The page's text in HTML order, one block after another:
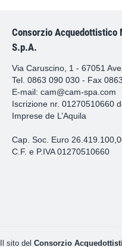
Consorzio Acquedottistico
S.p.A.
Via Caruscino, 1 - 67051
Tel. 0863 090 030 - Fax
E-mail: cam@cam-spa.com
Iscrizione nr. 01270510660
Imprese de L’Aquila
Cap. Soc. Euro
C.F. e P.IVA 01270510660
Il sito del Consorzio